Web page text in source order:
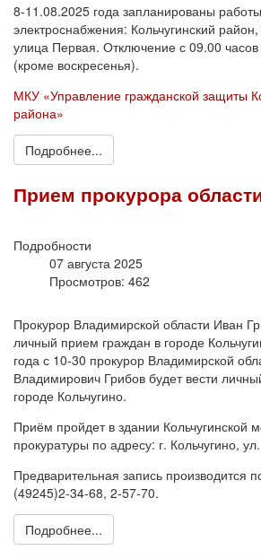
8-11.08.2025 года запланированы
электроснабжения: Кольчугинский
улица Первая. Отключение с 09.00
(кроме воскресенья).
МКУ «Управление гражданской защиты
района»
Подробнее...
Прием прокурора
Подробности
07 августа 2025
Просмотров: 462
Прокурор Владимирской области Иван
личный прием граждан в городе
года с 10-30 прокурор Владимирской
Владимирович Грибов будет вести
городе Кольчугино.
Приём пройдет в здании Кольчугинской
прокуратуры по адресу: г. Кольчугино,
Предварительная запись производится
(49245)2-34-68, 2-57-70.
Подробнее...